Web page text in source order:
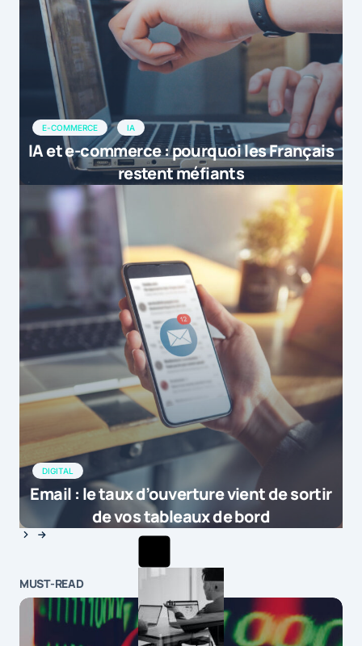
E-COMMERCE IA
IA et e-commerce : pourquoi les Français
restent méfiants
DIGITAL
Email : le taux d’ouverture vient de sortir
de vos tableaux de bord
MUST-READ